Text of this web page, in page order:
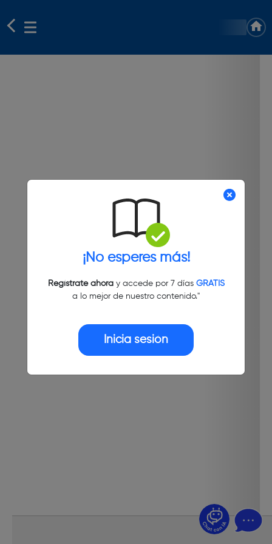
¡No esperes más!
Regístrate ahoray accede por 7 días GRATIS
a lo mejor de nuestro contenido."
Inicia sesión